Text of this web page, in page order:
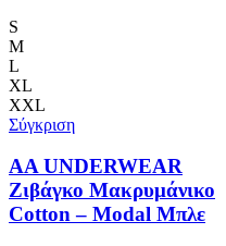
να
στη
σελίδα
του
προϊόντος
S
M
L
XL
XXL
Σύγκριση
AA UNDERWEAR
Ζιβάγκο Μακρυμάνικο
Cotton – Modal Μπλε